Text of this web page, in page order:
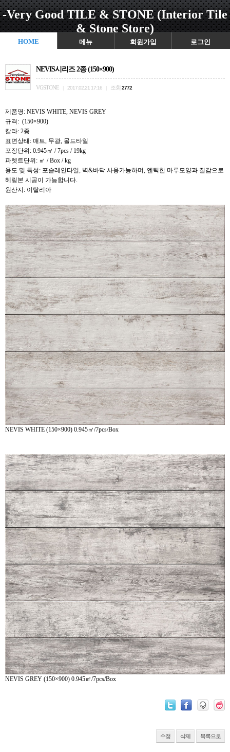
-Very Good TILE & STONE (Interior Tile
& Stone Store)
HOME 메뉴 회원가입 로그인
NEVIS시리즈 2종 (150×900)
VGSTONE 2017.02.21 17:16 조회 2772
제품명: NEVIS WHITE, NEVIS GREY
규격: (150×900)
칼라: 2종
표면상태: 매트, 무광, 몰드타일
포장단위: 0.945㎡ / 7pcs / 19kg
파렛트단위: ㎡ / Box / kg
용도 및 특성: 포슬레인타일, 벽&바닥 사용가능하며, 엔틱한 마루모양과 질감으로
헤링본 시공이 가능합니다.
원산지: 이탈리아
NEVIS WHITE (150×900) 0.945㎡/7pcs/Box
NEVIS GREY (150×900) 0.945㎡/7pcs/Box
수정 삭제 목록으로